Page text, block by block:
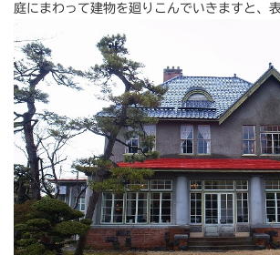
庭にまわって建物を廻りこんでいきますと、